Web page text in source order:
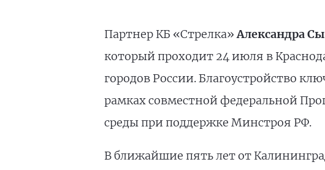
Партнер КБ «Стрелка»Александра
который проходит 24 июля в
городов России. Благоустройство
рамках совместной федеральной
среды при поддержке Минстроя РФ.
В ближайшие пять лет от